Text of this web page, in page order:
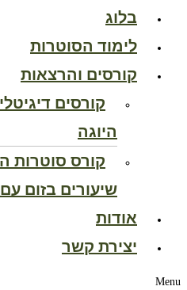
בלוג
לימוד הסוטרות
קורסים והרצאות
קורסים
היוגה
שיעורים בזום
אודות
יצירת קשר
Menu